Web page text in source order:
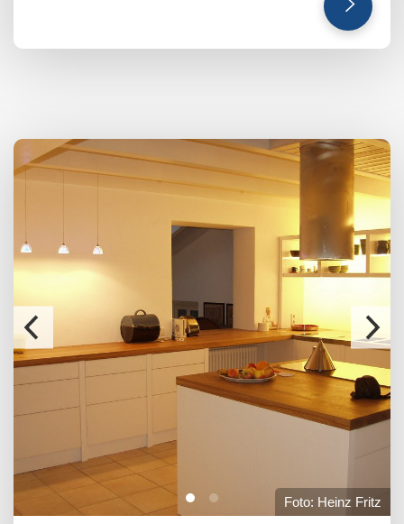
Foto: Heinz Fritz